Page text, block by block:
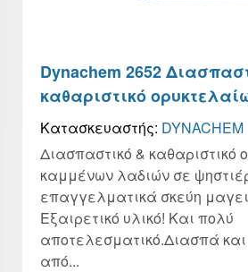
Dynachem 2652
καθαριστικό
Κατασκευαστής: DYNACHEM
Διασπαστικό & καθαριστικό
καμμένων λαδιών σε
επαγγελματικά σκεύη
Εξαιρετικό υλικό! Και πολύ
αποτελεσματικό.Διασπά
από...